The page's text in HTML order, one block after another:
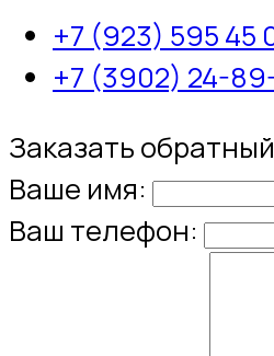
+7 (923) 595 45
+7 (3902) 24-
Заказать
Ваше имя:
Ваш телефон: